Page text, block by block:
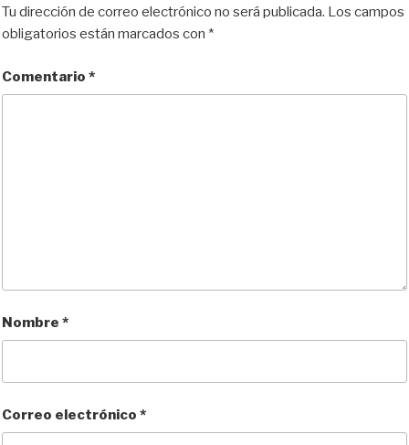
Tu dirección de correo electrónico no será publicada. Los campos
obligatorios están marcados con *
Comentario *
Nombre *
Correo electrónico *